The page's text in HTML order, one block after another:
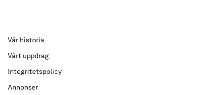
Vår historia
Vårt uppdrag
Integritetspolicy
Annonser